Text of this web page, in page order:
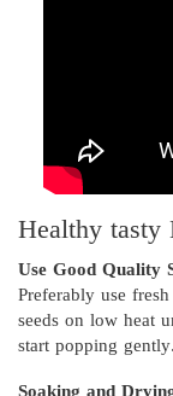
Healthy tasty
Use Good Quality
Preferably use
seeds on low heat
start popping